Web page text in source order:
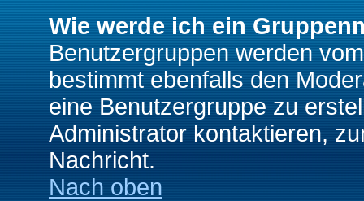
Wie werde ich ein
Benutzergruppen werden
bestimmt ebenfalls den
eine Benutzergruppe zu
Administrator kontaktieren,
Nachricht.
Nach oben